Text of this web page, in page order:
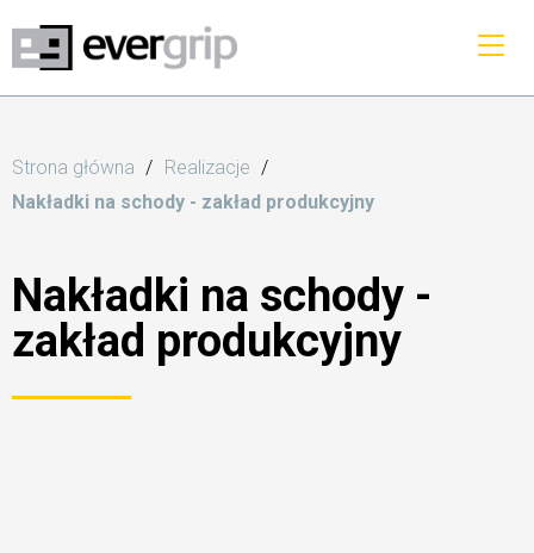
Strona główna
Realizacje
Nakładki na schody - zakład produkcyjny
Nakładki na schody -
zakład produkcyjny